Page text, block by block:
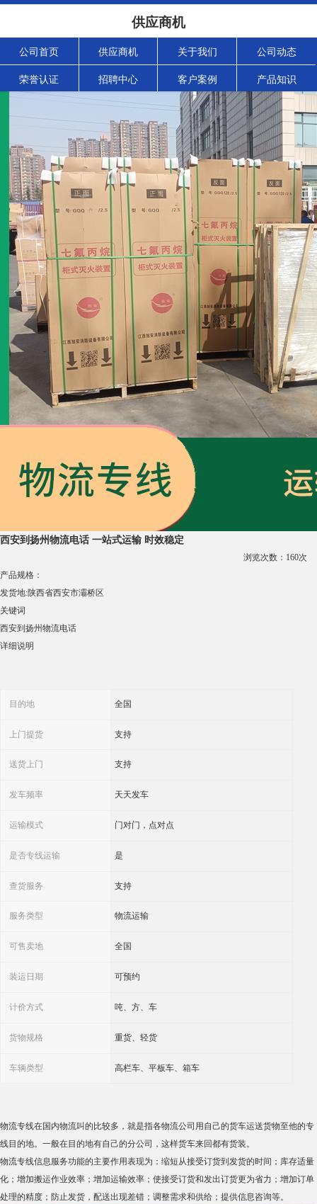
供应商机
公司首页 供应商机 关于我们 公司动态
荣誉认证 招聘中心 客户案例 产品知识
西安到扬州物流电话 一站式运输 时效稳定
浏览次数： 160次
产品规格：
发货地:陕西省西安市灞桥区
关键词
西安到扬州物流电话
详细说明
目的地 全国
上门提货 支持
送货上门 支持
发车频率 天天发车
运输模式 门对门，点对点
是否专线运输 是
查货服务 支持
服务类型 物流运输
可售卖地 全国
装运日期 可预约
计价方式 吨、方、车
货物规格 重货、轻货
车辆类型 高栏车、平板车、箱车
物流专线在国内物流叫的比较多，就是指各物流公司用自己的货车运送货物至他的专
线目的地。一般在目的地有自己的分公司，这样货车来回都有货装。
物流专线信息服务功能的主要作用表现为：缩短从接受订货到发货的时间；库存适量
化；增加搬运作业效率；增加运输效率；使接受订货和发出订货更为省力；增加订单
处理的精度；防止发货，配送出现差错；调整需求和供给；提供信息咨询等。